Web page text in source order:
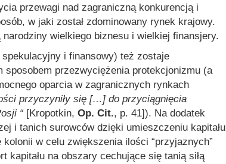
przewagi nad zagraniczną konkurencją i
w jaki został zdominowany rynek krajowy.
wielkiego biznesu i wielkiej finansjery.
i finansowy) też zostaje
sposobem przezwyciężenia protekcjonizmu (a
oparcia w zagranicznych rynkach
przyczyniły się […] do przyciągnięcia
“ [Kropotkin, Op. Cit., p. 41]). Na dodatek
i tanich surowców dzięki umieszczeniu kapitału
w celu zwiększenia ilości “przyjaznych”
kapitału na obszary cechujące się tanią siłą